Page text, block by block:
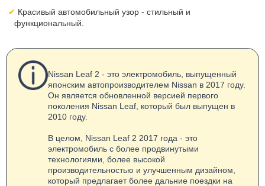
Красивый автомобильный узор - стильный и
функциональный.
Nissan Leaf 2 - это электромобиль, выпущенный
японским автопроизводителем Nissan в 2017 году.
Он является обновленной версией первого
поколения Nissan Leaf, который был выпущен в
2010 году.
В целом, Nissan Leaf 2 2017 года - это
электромобиль с более продвинутыми
технологиями, более высокой
производительностью и улучшенным дизайном,
который предлагает более дальние поездки на